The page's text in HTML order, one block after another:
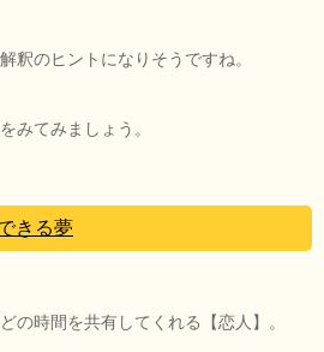
釈のヒントになりそうですね。
みてみましょう。
きる夢
の時間を共有してくれる【恋人】。